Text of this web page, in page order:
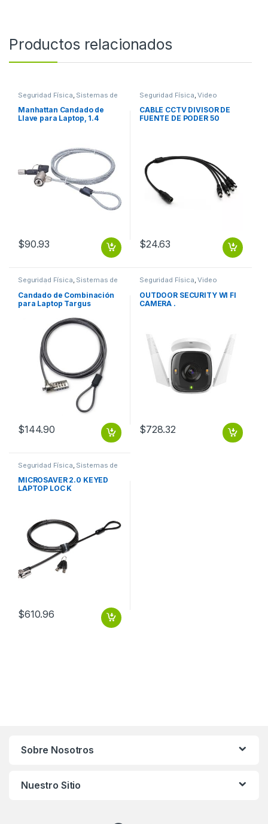
Productos relacionados
Seguridad Física Sistemas de
Detección y Alarma contra
incendios
Manhattan Candado de
Llave para Laptop, 1.4
$90.93
Seguridad Física ,Video
Vigilancia
CABLE CCTV DIVISOR DE
FUENTE DE PODER 50
$24.63
Seguridad Física, Sistemas de
Detección y Alarma contra
incendios
Candado de Combinación
para Laptop Targus
4.4MM CON COMBINACION
ACERO NEGRO
$144.90
Seguridad Física,Video
OUTDOOR SECURITY WI FI
CAMERA .
$728.32
Seguridad Física Sistemas de
Detección y Alarma contra
incendios
MICROSAVER 2.0 KEYED
LAPTOP LOC K
$610.96
Sobre Nosotros
Nuestro Sitio